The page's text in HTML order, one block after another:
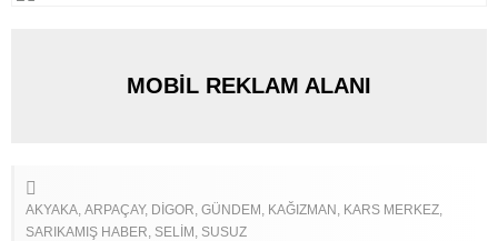
MOBİL REKLAM ALANI
AKYAKA ARPAÇAY DIGOR GÜNDEM KAĞIZMAN
KARS MERKEZ
SARIKAMIŞ HABER SELIM SUSUZ